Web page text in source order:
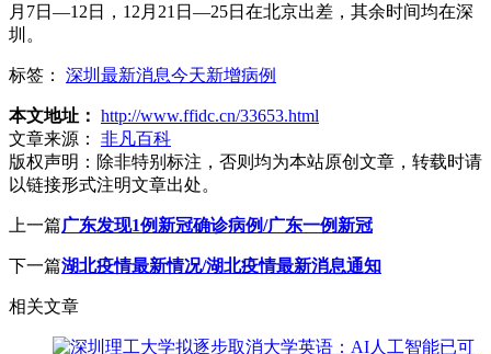
月7日—12日，12月21日—25日在北京出差，其余时间均在深
圳。
标签： 深圳最新消息今天新增病例
本文地址： http://www.ffidc.cn/33653.html
文章来源：
非凡百科
版权声明： 除非特别标注，否则均为本站原创文章，转载时请
以链接形式注明文章出处。
上一篇广东发现1例新冠确诊病例/广东一例新冠
下一篇湖北疫情最新情况/湖北疫情最新消息通知
相关文章